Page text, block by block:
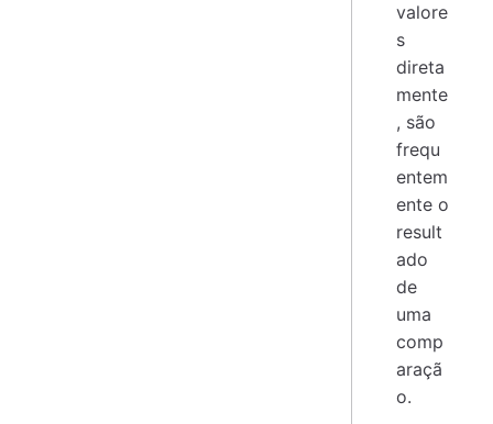
valore
s
direta
mente
, são
frequ
entem
ente o
result
ado
de
uma
comp
araçã
o.